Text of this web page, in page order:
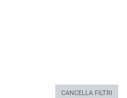
CANCELLA FILTRI